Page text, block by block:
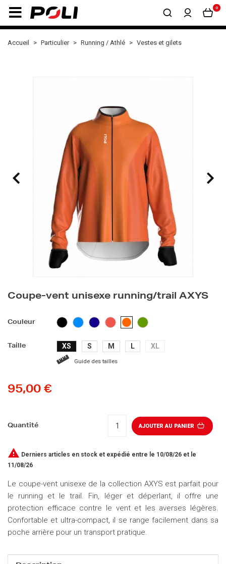
0
Accueil Particulier Running / Athlé Vestes et gilets
Coupe-vent unisexe running/trail AXYS
Couleur NOIRBLEU
CLAIR
BLEU
FONCÉ
CORAILORANGEVERT
Taille XS S M L XL
Guide des tailles
95,00 €
Quantité AJOUTER AU PANIER
 Derniers articles en stock et expédié entre le 10/08/26 et le
11/08/26
Le coupe-vent unisexe de la collection AXYS est parfait pour
le running et le trail. Fin, léger et déperlant, il offre une
protection efficace contre le vent et les averses légères.
Confortable et ultra-compact, il se range facilement dans sa
poche arrière pour un transport pratique.